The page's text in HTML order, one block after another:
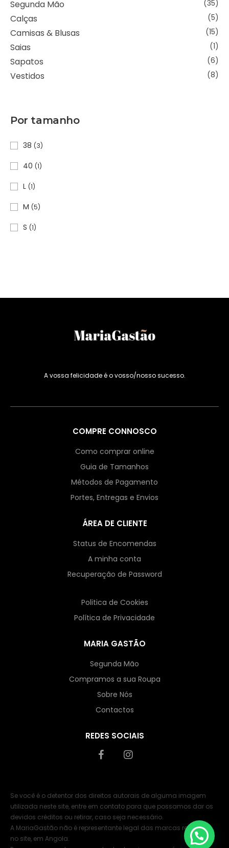
Segunda Mão (35)
Calças (5)
Camisas & Blusas (15)
Saias (1)
Sapatos (6)
Vestidos (8)
Por tamanho
38 (3)
40 (1)
L (1)
M (5)
S (1)
A vossa felicidade é o vosso/nosso sucesso.
COMPRE CONNOSCO
Como comprar online
Guia de Tamanhos
Métodos de Pagamento
Portes, Entregas e Envios
ÁREA DE CLIENTE
Status de Encomendas
A minha conta
Recuperação de Password
Politica de Cookies
Política de Privacidade
MARIA GASTÃO
Segunda Mão
Compramos a sua Roupa
Sobre Nós
Contactos
REDES SOCIAIS
Se você é o detentor dos direitos autorais de alguma imagem
utilizada neste site, entre em contato para que possamos dar os
devidos créditos ou retirar, caso seja necessário.
A MariaGastão não é representante legal das marcas referidas
no site, em Angola.